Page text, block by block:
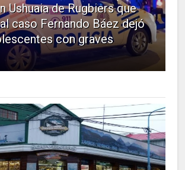
Ushuaia de Rugbiers que
caso Fernando Báez dejó
con graves